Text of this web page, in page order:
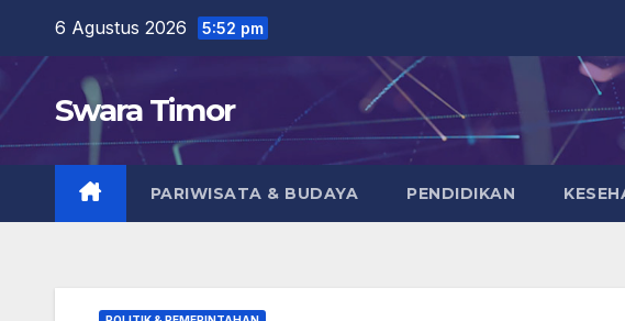
content
6 Agustus 2026 5:52 pm
Swara Timor
PARIWISATA & BUDAYA PENDIDIKAN